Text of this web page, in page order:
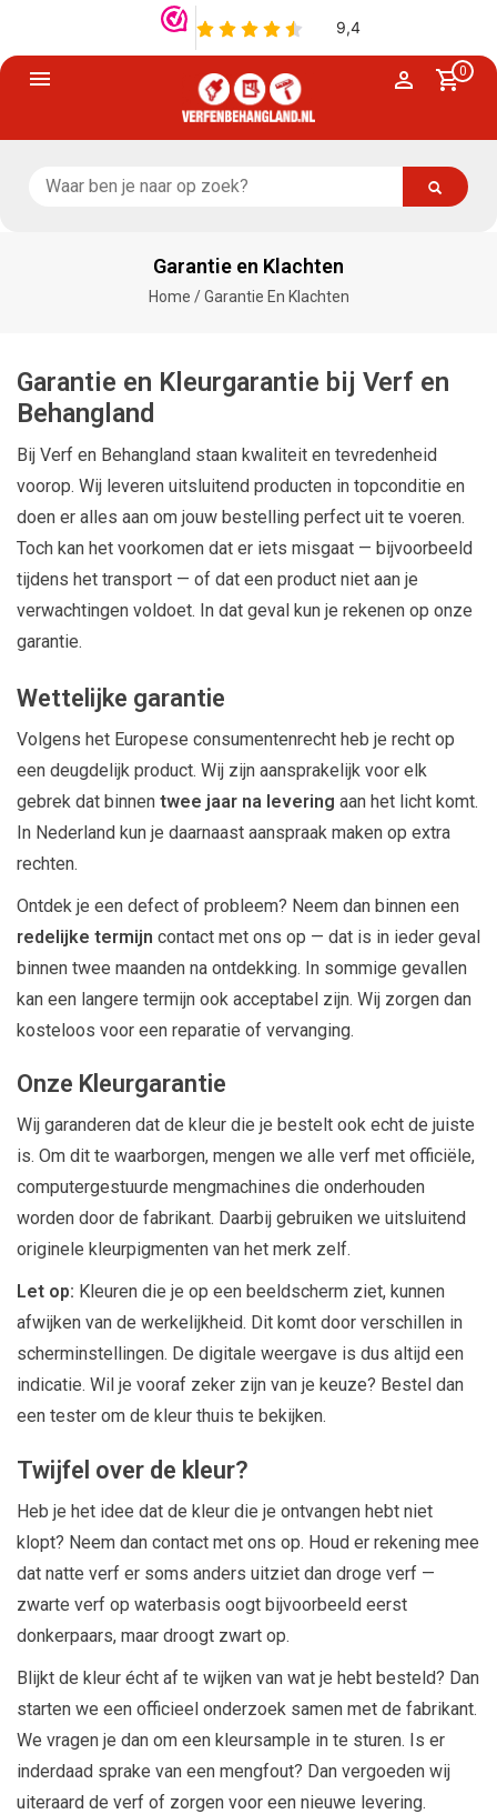
0
Garantie en Klachten
Home /Garantie En Klachten
Garantie en Kleurgarantie bij Verf en
Behangland
Bij Verf en Behangland staan kwaliteit en tevredenheid
voorop. Wij leveren uitsluitend producten in topconditie en
doen er alles aan om jouw bestelling perfect uit te voeren.
Toch kan het voorkomen dat er iets misgaat — bijvoorbeeld
tijdens het transport — of dat een product niet aan je
verwachtingen voldoet. In dat geval kun je rekenen op onze
garantie.
Wettelijke garantie
Volgens het Europese consumentenrecht heb je recht op
een deugdelijk product. Wij zijn aansprakelijk voor elk
gebrek dat binnen twee jaar na levering aan het licht komt.
In Nederland kun je daarnaast aanspraak maken op extra
rechten.
Ontdek je een defect of probleem? Neem dan binnen een
redelijke termijn contact met ons op — dat is in ieder geval
binnen twee maanden na ontdekking. In sommige gevallen
kan een langere termijn ook acceptabel zijn. Wij zorgen dan
kosteloos voor een reparatie of vervanging.
Onze Kleurgarantie
Wij garanderen dat de kleur die je bestelt ook echt de juiste
is. Om dit te waarborgen, mengen we alle verf met officiële,
computergestuurde mengmachines die onderhouden
worden door de fabrikant. Daarbij gebruiken we uitsluitend
originele kleurpigmenten van het merk zelf.
Let op: Kleuren die je op een beeldscherm ziet, kunnen
afwijken van de werkelijkheid. Dit komt door verschillen in
scherminstellingen. De digitale weergave is dus altijd een
indicatie. Wil je vooraf zeker zijn van je keuze? Bestel dan
een tester om de kleur thuis te bekijken.
Twijfel over de kleur?
Heb je het idee dat de kleur die je ontvangen hebt niet
klopt? Neem dan contact met ons op. Houd er rekening mee
dat natte verf er soms anders uitziet dan droge verf —
zwarte verf op waterbasis oogt bijvoorbeeld eerst
donkerpaars, maar droogt zwart op.
Blijkt de kleur écht af te wijken van wat je hebt besteld? Dan
starten we een officieel onderzoek samen met de fabrikant.
We vragen je dan om een kleursample in te sturen. Is er
inderdaad sprake van een mengfout? Dan vergoeden wij
uiteraard de verf of zorgen voor een nieuwe levering.